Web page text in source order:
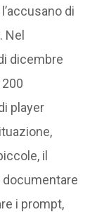
di
dicembre
player
il
documentare
i prompt,